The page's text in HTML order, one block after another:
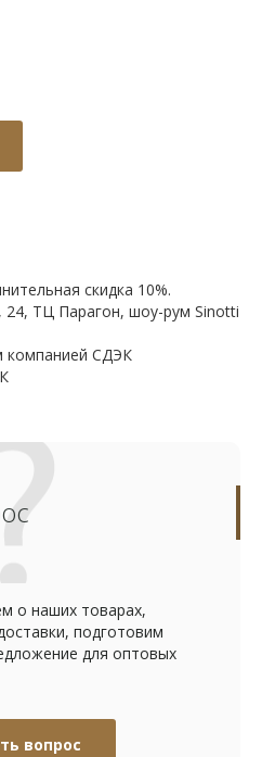
скидка 10%.
24, ТЦ Парагон, шоу-рум Sinotti
компанией СДЭК
о наших товарах,
подготовим
для оптовых
вопрос